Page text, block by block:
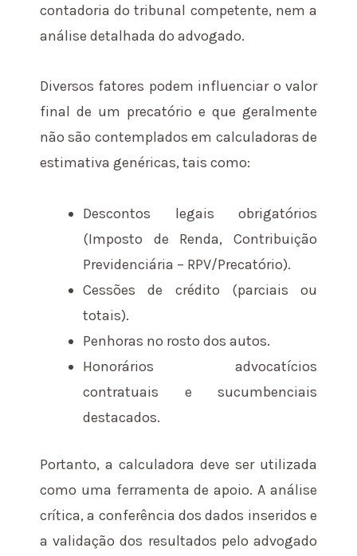
contadoria do tribunal competente, nem a
análise detalhada do advogado.
Diversos fatores podem influenciar o valor
final de um precatório e que geralmente
não são contemplados em calculadoras de
estimativa genéricas, tais como:
Descontos legais obrigatórios
(Imposto de Renda, Contribuição
Previdenciária – RPV/Precatório).
Cessões de crédito (parciais ou
totais).
Penhoras no rosto dos autos.
Honorários advocatícios
contratuais e sucumbenciais
destacados.
Portanto, a calculadora deve ser utilizada
como uma ferramenta de apoio. A análise
crítica, a conferência dos dados inseridos e
a validação dos resultados pelo advogado